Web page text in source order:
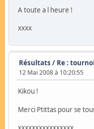
A toute a l heure !
xxxx
Résultats / Re :
12 Mai 2008 à 10:20:55
Kikou !
Merci Ptittas pour se